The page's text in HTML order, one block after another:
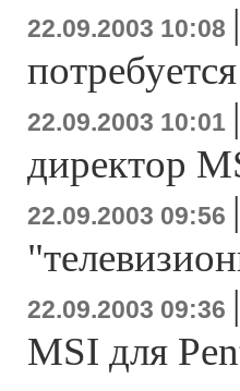
22.09.2003 10:08 |
22.09.2003 10:01 |
директор
22.09.2003 09:56 |
22.09.2003 09:36 |
MSI для